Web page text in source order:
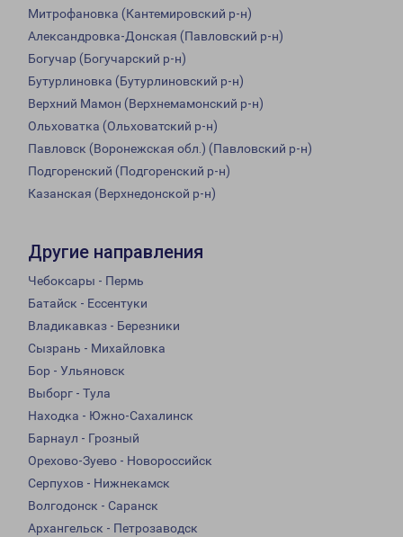
Митрофановка (Кантемировский р-н)
Александровка-Донская (Павловский р-н)
Богучар (Богучарский р-н)
Бутурлиновка (Бутурлиновский р-н)
Верхний Мамон (Верхнемамонский р-н)
Ольховатка (Ольховатский р-н)
Павловск (Воронежская обл.) (Павловский р-н)
Подгоренский (Подгоренский р-н)
Казанская (Верхнедонской р-н)
Другие направления
Чебоксары - Пермь
Батайск - Ессентуки
Владикавказ - Березники
Сызрань - Михайловка
Бор - Ульяновск
Выборг - Тула
Находка - Южно-Сахалинск
Барнаул - Грозный
Орехово-Зуево - Новороссийск
Серпухов - Нижнекамск
Волгодонск - Саранск
Архангельск - Петрозаводск